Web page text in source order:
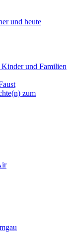
und heute
Kinder und Familien
zum